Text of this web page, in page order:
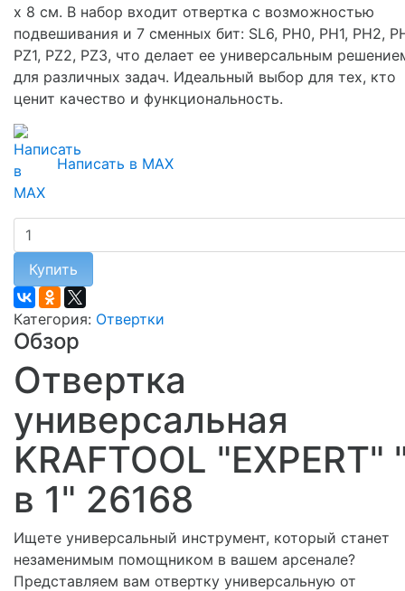
х 8 см. В набор входит отвертка с возможностью
подвешивания и 7 сменных бит: SL6, PH0, PH1, PH2,
PZ1, PZ2, PZ3, что делает ее универсальным
для различных задач. Идеальный выбор для тех, кто
ценит качество и функциональность.
Написать в MAX
Купить
Категория: Отвертки
Обзор
Отвертка
универсальная
KRAFTOOL "EXPERT"
в 1" 26168
Ищете универсальный инструмент, который станет
незаменимым помощником в вашем арсенале?
Представляем вам отвертку универсальную от